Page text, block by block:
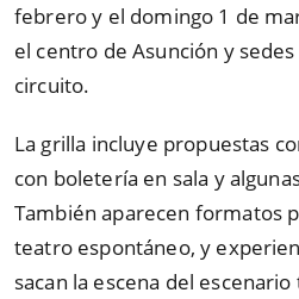
febrero y el domingo 1 de
el centro de Asunción y
circuito.
La grilla incluye propuestas
con boletería en sala y
También aparecen formatos
teatro espontáneo, y
sacan la escena del